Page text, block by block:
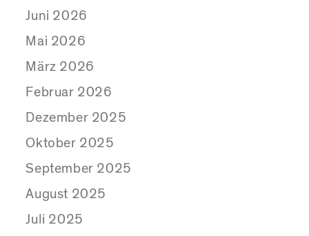
Juni 2026
Mai 2026
März 2026
Februar 2026
Dezember 2025
Oktober 2025
September 2025
August 2025
Juli 2025